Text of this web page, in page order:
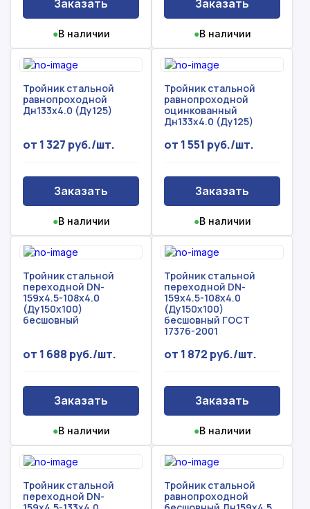
Заказать
●В наличии
Заказать
●В наличии
Тройник стальной
равнопроходной
Дн133х4.0 (Ду125)
от 1 327 руб./шт.
Заказать
●В наличии
Тройник стальной
равнопроходной
оцинкованный
Дн133х4.0 (Ду125)
от 1 551 руб./шт.
Заказать
●В наличии
Тройник стальной
переходной DN-
159х4.5-108х4.0
(Ду150х100)
бесшовный
от 1 688 руб./шт.
Заказать
●В наличии
Тройник стальной
переходной DN-
159х4.5-108х4.0
(Ду150х100)
бесшовный ГОСТ
17376-2001
от 1 872 руб./шт.
Заказать
●В наличии
Тройник стальной
переходной DN-
Тройник стальной
равнопроходной